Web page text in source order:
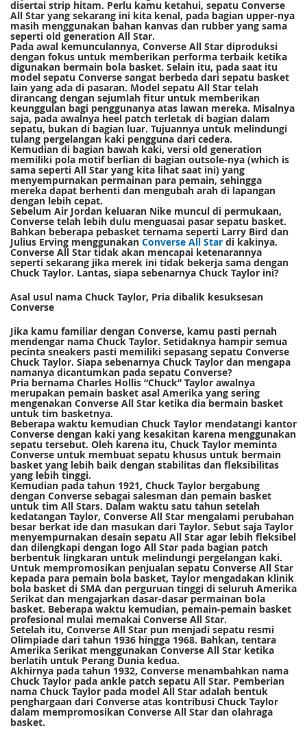
disertai strip hitam. Perlu kamu ketahui, sepatu Converse
All Star yang sekarang ini kita kenal, pada bagian upper-nya
masih menggunakan bahan kanvas dan rubber yang sama
seperti old generation All Star.
Pada awal kemunculannya, Converse All Star diproduksi
dengan fokus untuk memberikan performa terbaik ketika
digunakan bermain bola basket. Selain itu, pada saat itu
model sepatu Converse sangat berbeda dari sepatu basket
lain yang ada di pasaran. Model sepatu All Star telah
dirancang dengan sejumlah fitur untuk memberikan
keunggulan bagi penggunanya atas lawan mereka. Misalnya
saja, pada awalnya heel patch terletak di bagian dalam
sepatu, bukan di bagian luar. Tujuannya untuk melindungi
tulang pergelangan kaki pengguna dari cedera.
Kemudian di bagian bawah kaki, versi old generation
memiliki pola motif berlian di bagian outsole-nya (which is
sama seperti All Star yang kita lihat saat ini) yang
menyempurnakan permainan para pemain, sehingga
mereka dapat berhenti dan mengubah arah di lapangan
dengan lebih cepat.
Sebelum Air Jordan keluaran Nike muncul di permukaan,
Converse telah lebih dulu menguasai pasar sepatu basket.
Bahkan beberapa pebasket ternama seperti Larry Bird dan
Julius Erving menggunakan Converse All Star di kakinya.
Converse All Star tidak akan mencapai ketenarannya
seperti sekarang jika merek ini tidak bekerja sama dengan
Chuck Taylor. Lantas, siapa sebenarnya Chuck Taylor ini?
Asal usul nama Chuck Taylor, Pria dibalik kesuksesan
Converse
Jika kamu familiar dengan Converse, kamu pasti pernah
mendengar nama Chuck Taylor. Setidaknya hampir semua
pecinta sneakers pasti memiliki sepasang sepatu Converse
Chuck Taylor. Siapa sebenarnya Chuck Taylor dan mengapa
namanya dicantumkan pada sepatu Converse?
Pria bernama Charles Hollis “Chuck” Taylor awalnya
merupakan pemain basket asal Amerika yang sering
mengenakan Converse All Star ketika dia bermain basket
untuk tim basketnya.
Beberapa waktu kemudian Chuck Taylor mendatangi kantor
Converse dengan kaki yang kesakitan karena menggunakan
sepatu tersebut. Oleh karena itu, Chuck Taylor meminta
Converse untuk membuat sepatu khusus untuk bermain
basket yang lebih baik dengan stabilitas dan fleksibilitas
yang lebih tinggi.
Kemudian pada tahun 1921, Chuck Taylor bergabung
dengan Converse sebagai salesman dan pemain basket
untuk tim All Stars. Dalam waktu satu tahun setelah
kedatangan Taylor, Converse All Star mengalami perubahan
besar berkat ide dan masukan dari Taylor. Sebut saja Taylor
menyempurnakan desain sepatu All Star agar lebih fleksibel
dan dilengkapi dengan logo All Star pada bagian patch
berbentuk lingkaran untuk melindungi pergelangan kaki.
Untuk mempromosikan penjualan sepatu Converse All Star
kepada para pemain bola basket, Taylor mengadakan klinik
bola basket di SMA dan perguruan tinggi di seluruh Amerika
Serikat dan mengajarkan dasar-dasar permainan bola
basket. Beberapa waktu kemudian, pemain-pemain basket
profesional mulai memakai Converse All Star.
Setelah itu, Converse All Star pun menjadi sepatu resmi
Olimpiade dari tahun 1936 hingga 1968. Bahkan, tentara
Amerika Serikat menggunakan Converse All Star ketika
berlatih untuk Perang Dunia kedua.
Akhirnya pada tahun 1932, Converse menambahkan nama
Chuck Taylor pada ankle patch sepatu All Star. Pemberian
nama Chuck Taylor pada model All Star adalah bentuk
penghargaan dari Converse atas kontribusi Chuck Taylor
dalam mempromosikan Converse All Star dan olahraga
basket.